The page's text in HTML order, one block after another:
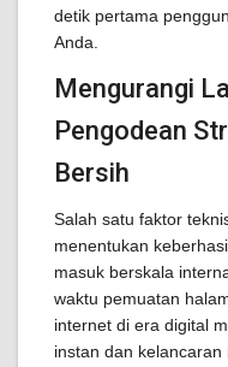
detik pertama
Anda.
Mengurangi
Pengodean
Bersih
Salah satu faktor
menentukan
masuk berskala
waktu pemuatan
internet di era digital
instan dan